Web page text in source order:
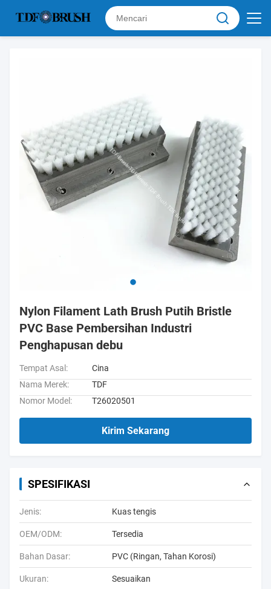
Nylon Filament Lath Brush Putih Bristle
PVC Base Pembersihan Industri
Penghapusan debu
Tempat Asal:
Cina
Nama Merek:
TDF
Nomor Model:
T26020501
Kirim Sekarang
SPESIFIKASI
Jenis: Kuas tengis
OEM/ODM: Tersedia
Bahan Dasar: PVC (Ringan, Tahan Korosi)
Ukuran: Sesuaikan